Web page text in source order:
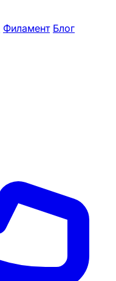
Филамент Блог